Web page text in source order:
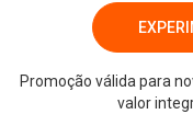
Promoção válida para
valor